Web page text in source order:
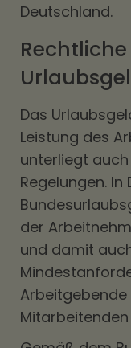
Deutschland.
Das
Leistung des
unterliegt
Regelungen.
der
und damit